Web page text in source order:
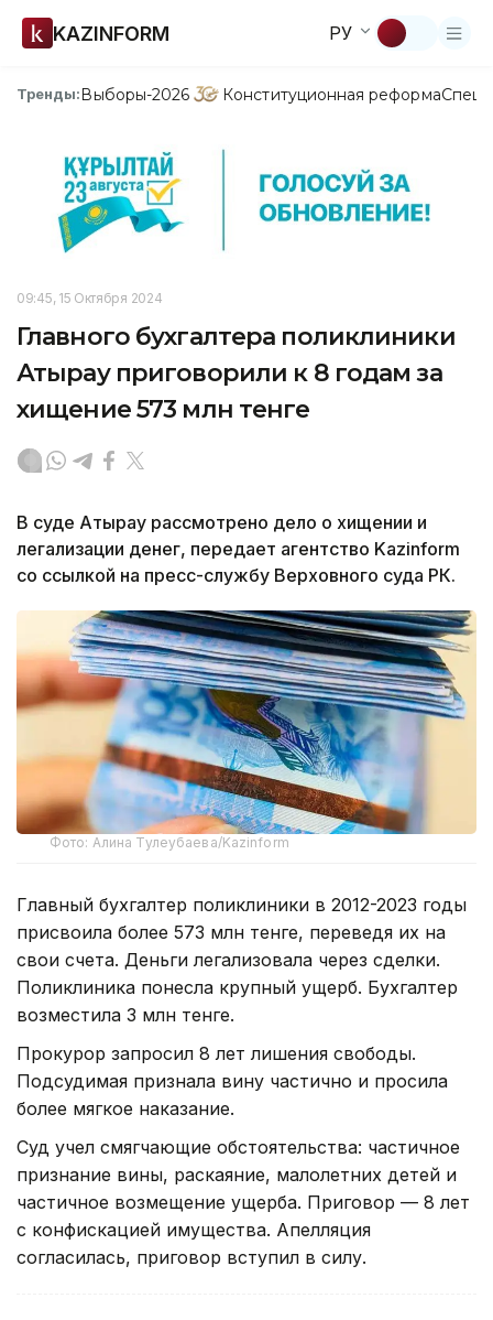
KAZINFORM РУ
Тренды:Выборы-2026 Конституционная реформа
09:45, 15 Октября 2024
Главного бухгалтера поликлиники
Атырау приговорили к 8 годам за
хищение 573 млн тенге
В суде Атырау рассмотрено дело о хищении и
легализации денег, передает агентство Kazinform
со ссылкой на пресс-службу Верховного суда РК.
Фото: Алина Тулеубаева/Kazinform
Главный бухгалтер поликлиники в 2012-2023 годы
присвоила более 573 млн тенге, переведя их на
свои счета. Деньги легализовала через сделки.
Поликлиника понесла крупный ущерб. Бухгалтер
возместила 3 млн тенге.
Прокурор запросил 8 лет лишения свободы.
Подсудимая признала вину частично и просила
более мягкое наказание.
Суд учел смягчающие обстоятельства: частичное
признание вины, раскаяние, малолетних детей и
частичное возмещение ущерба. Приговор — 8 лет
с конфискацией имущества. Апелляция
согласилась, приговор вступил в силу.